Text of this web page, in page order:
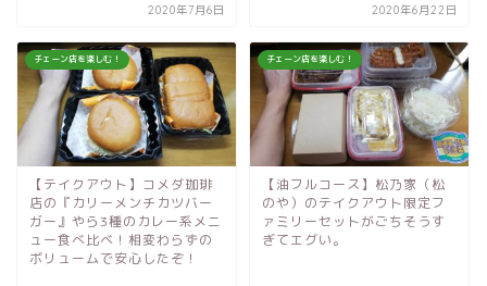
2020年7月6日 2020年6月22日
チェーン店を楽しむ！
【テイクアウト】コメダ珈琲
店の『カリーメンチカツバー
ガー』やら3種のカレー系メニ
ュー食べ比べ！相変わらずの
ボリュームで安心したぞ！
チェーン店を楽しむ！
【油フルコース】松乃家（松
のや）のテイクアウト限定フ
ァミリーセットがごちそうす
ぎてエグい。